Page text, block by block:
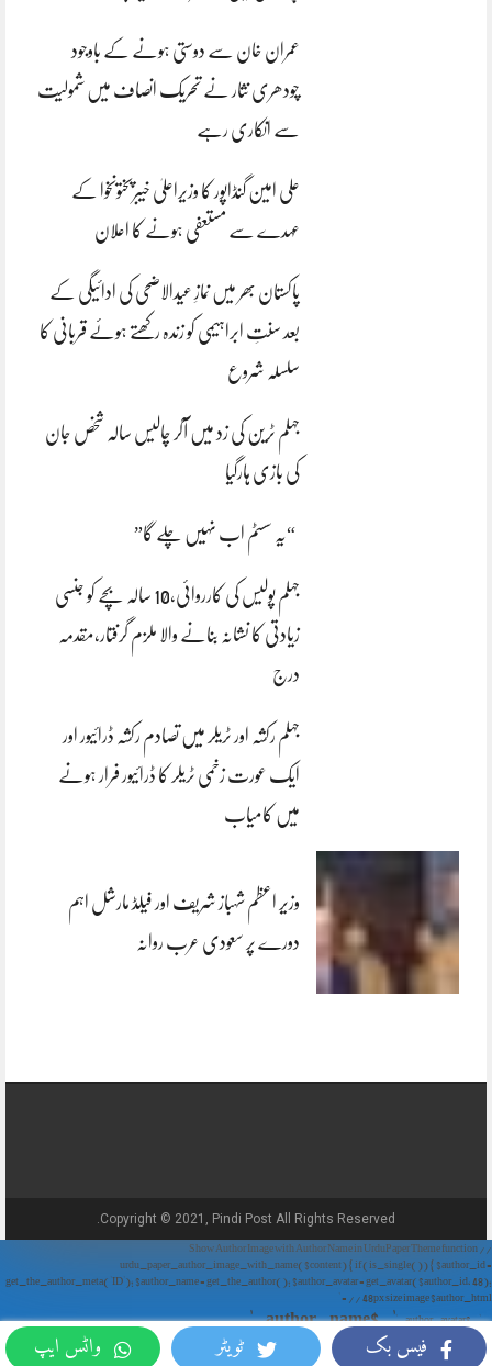
فیس بک ٹویٹر واٹس ایپ
عمران خان سے دوستی ہونے کے باوجود
چودھری نثار نے تحریک انصاف میں شمولیت
سے انکاری رہے
علی امین گنڈاپور کا وزیراعلیٰ خیبرپختونخوا کے
عہدے سے مستعفی ہونے کا اعلان
پاکستان بھر میں نمازِ عیدالاضحی کی ادائیگی کے
بعد سنتِ ابراہیمی کو زندہ رکھتے ہوئے قربانی کا
سلسلہ شروع
جہلم ٹرین کی زد میں آکر چالیس سالہ شخص جان
کی بازی ہارگیا
“یہ سسٹم اب نہیں چلے گا”
جہلم پولیس کی کارروائی،10 سالہ بچے کو جنسی
زیادتی کا نشانہ بنانے والا ملزم گرفتار،مقدمہ
درج
جہلم رکشہ اور ٹریلر میں تصادم رکشہ ڈرائیور اور
ایک عورت زخمی ٹریلر کا ڈرائیور فرار ہونے
میں کامیاب
وزیر اعظم شہباز شریف اور فیلڈ مارشل اہم
دورے پر سعودی عرب روانہ
Copyright © 2021, Pindi Post All Rights Reserved.
// Show Author Image with Author Name in UrduPaper Theme function
urdu_paper_author_image_with_name($content) { if (is_single()) { $author_id =
get_the_author_meta('ID'); $author_name = get_the_author(); $author_avatar = get_avatar($author_id, 48);
// 48px size image $author_html = '
' . $author_avatar . '
' . $author_name . '
'; return $author_html . $content; } return $content; } add_filter('the_content',